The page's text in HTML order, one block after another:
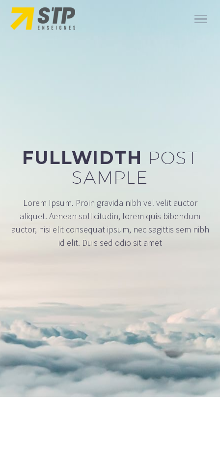
FULLWIDTH POST
SAMPLE
Lorem Ipsum. Proin gravida nibh vel velit auctor
aliquet. Aenean sollicitudin, lorem quis bibendum
auctor, nisi elit consequat ipsum, nec sagittis sem nibh
id elit. Duis sed odio sit amet